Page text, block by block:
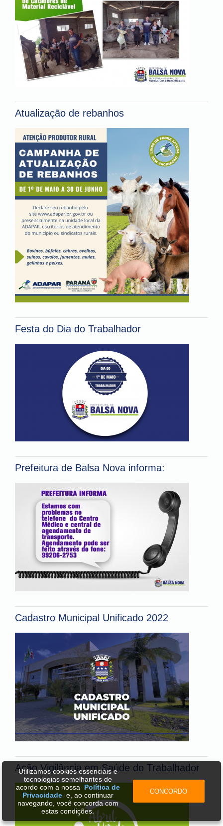
Atualização de rebanhos
Festa do Dia do Trabalhador
Prefeitura de Balsa Nova informa:
Cadastro Municipal Unificado 2022
Ação Vigilância em Saúde do Trabalhador
Utilizamos cookies essenciais e
tecnologias semelhantes de
acordo com a nossa Política de
Privacidadee, ao continuar
navegando, você concorda com
estas condições.
CONCORDO